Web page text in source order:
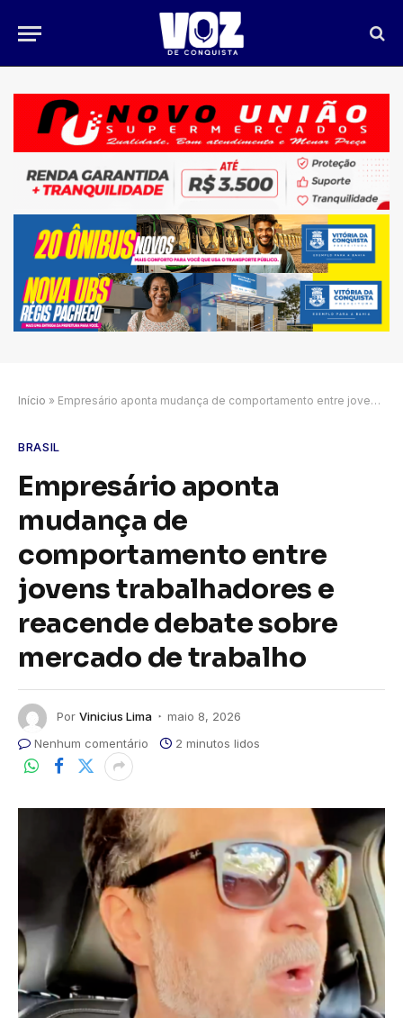
Início » Empresário aponta mudança de comportamento entre jovens trabalhadores e reacende debate sobre mercado de trabalho
BRASIL
Empresário aponta
mudança de
comportamento entre
jovens trabalhadores e
reacende debate sobre
mercado de trabalho
Por Vinicius Lima
maio 8, 2026
Nenhum comentário
2 minutos lidos